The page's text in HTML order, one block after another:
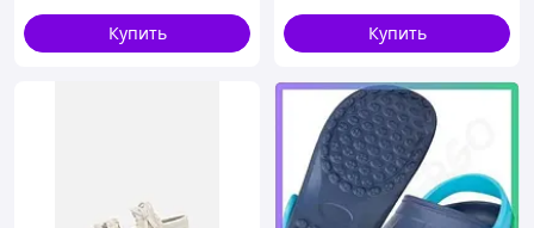
Купить
Купить